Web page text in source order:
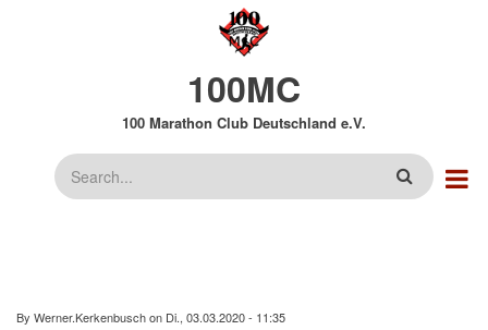
100MC
100 Marathon Club Deutschland e.V.
Suche
By Werner.Kerkenbuschon Di., 03.03.2020 - 11:35